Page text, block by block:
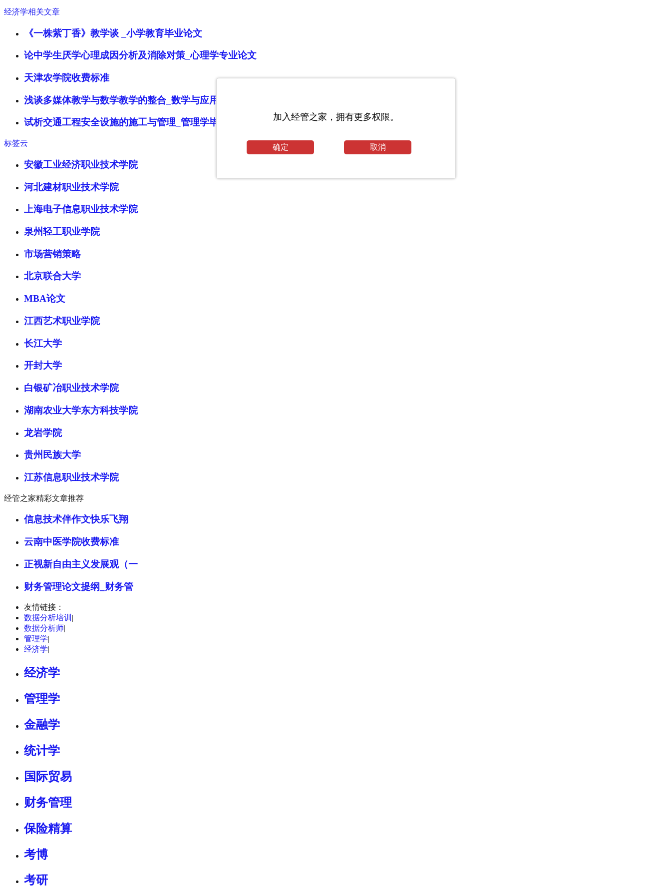
经济学相关文章
《一株紫丁香》教学谈 _小学教育毕业论文
论中学生厌学心理成因分析及消除对策_心理学专业论文
天津农学院收费标准
浅谈多媒体教学与数学教学的整合_数学与应用数学论文范文
试析交通工程安全设施的施工与管理_管理学毕业论文
标签云
安徽工业经济职业技术学院
河北建材职业技术学院
上海电子信息职业技术学院
泉州轻工职业学院
市场营销策略
北京联合大学
MBA论文
江西艺术职业学院
长江大学
开封大学
白银矿冶职业技术学院
湖南农业大学东方科技学院
龙岩学院
贵州民族大学
江苏信息职业技术学院
经管之家精彩文章推荐
信息技术伴作文快乐飞翔
云南中医学院收费标准
正视新自由主义发展观（一
财务管理论文提纲_财务管
友情链接：
数据分析培训 |
数据分析师|
管理学|
经济学|
经济学
管理学
金融学
统计学
国际贸易
财务管理
保险精算
考博
考研
加入经管之家，拥有更多权限。
确定 取消